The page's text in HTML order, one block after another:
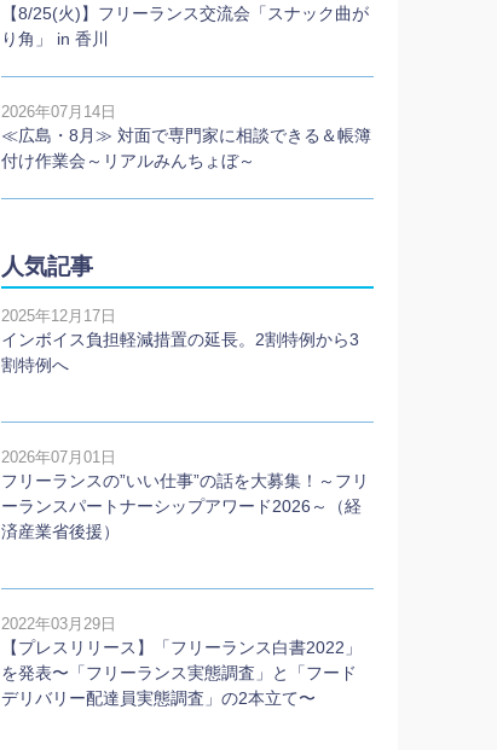
【8/25(火)】フリーランス交流会「スナック曲が
り角」 in 香川
2026年07月14日
≪広島・8月≫ 対面で専門家に相談できる＆帳簿
付け作業会～リアルみんちょぼ～
人気記事
2025年12月17日
インボイス負担軽減措置の延長。2割特例から3
割特例へ
2026年07月01日
フリーランスの”いい仕事”の話を大募集！～フリ
ーランスパートナーシップアワード2026～（経
済産業省後援）
2022年03月29日
【プレスリリース】「フリーランス白書2022」
を発表〜「フリーランス実態調査」と「フード
デリバリー配達員実態調査」の2本⽴て〜